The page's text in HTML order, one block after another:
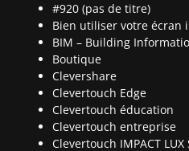
#920 (pas de titre)
Bien utiliser votre écran
BIM – Building
Boutique
Clevershare
Clevertouch Edge
Clevertouch éducation
Clevertouch entreprise
Clevertouch IMPACT LUX